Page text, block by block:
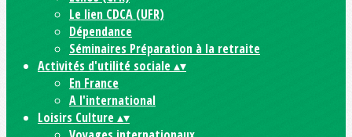
Le lien CDCA (UFR)
Dépendance
Séminaires Préparation à la retraite
Activités d'utilité sociale▴▾
En France
A l'international
Loisirs Culture▴▾